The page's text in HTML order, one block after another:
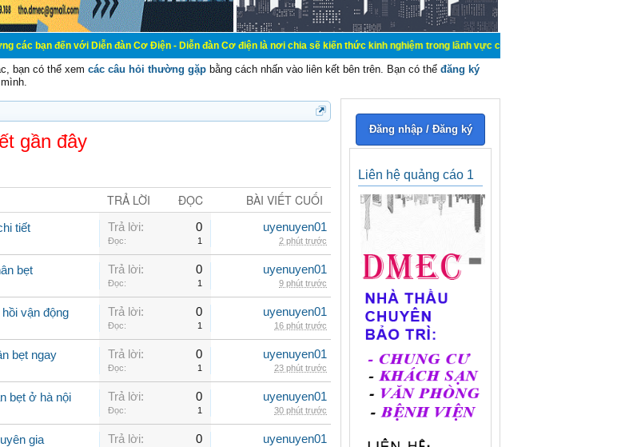
đến với Diễn đàn Cơ Điện - Diễn đàn Cơ điện là nơi chia sẽ kiến thức kinh nghiệm trong lãnh vực cơ điện, mua bán, ký gửi, cho thuê
bạn có thể xem các câu hỏi thường gặp bằng cách nhấn vào liên kết bên trên. Bạn có thể đăng ký
gần đây
TRẢ LỜI ĐỌC BÀI VIẾT CUỐI
tiết Trả lời: 0
Đọc: 1
uyenuyen01
2 phút trước
bẹt Trả lời: 0
Đọc: 1
uyenuyen01
9 phút trước
vận động Trả lời: 0
Đọc: 1
uyenuyen01
16 phút trước
bẹt ngay Trả lời: 0
Đọc: 1
uyenuyen01
23 phút trước
bẹt ở hà nội Trả lời: 0
Đọc: 1
uyenuyen01
30 phút trước
gia Trả lời: 0 uyenuyen01
Đăng nhập / Đăng ký
Liên hệ quảng cáo 1